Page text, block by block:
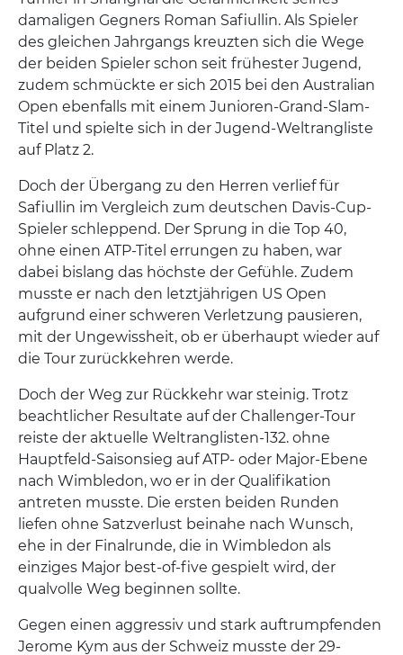
damaligen Gegners Roman Safiullin. Als Spieler
des gleichen Jahrgangs kreuzten sich die Wege
der beiden Spieler schon seit frühester Jugend,
zudem schmückte er sich 2015 bei den Australian
Open ebenfalls mit einem Junioren-Grand-Slam-
Titel und spielte sich in der Jugend-Weltrangliste
auf Platz 2.
Doch der Übergang zu den Herren verlief für
Safiullin im Vergleich zum deutschen Davis-Cup-
Spieler schleppend. Der Sprung in die Top 40,
ohne einen ATP-Titel errungen zu haben, war
dabei bislang das höchste der Gefühle. Zudem
musste er nach den letztjährigen US Open
aufgrund einer schweren Verletzung pausieren,
mit der Ungewissheit, ob er überhaupt wieder auf
die Tour zurückkehren werde.
Doch der Weg zur Rückkehr war steinig. Trotz
beachtlicher Resultate auf der Challenger-Tour
reiste der aktuelle Weltranglisten-132. ohne
Hauptfeld-Saisonsieg auf ATP- oder Major-Ebene
nach Wimbledon, wo er in der Qualifikation
antreten musste. Die ersten beiden Runden
liefen ohne Satzverlust beinahe nach Wunsch,
ehe in der Finalrunde, die in Wimbledon als
einziges Major best-of-five gespielt wird, der
qualvolle Weg beginnen sollte.
Gegen einen aggressiv und stark auftrumpfenden
Jerome Kym aus der Schweiz musste der 29-